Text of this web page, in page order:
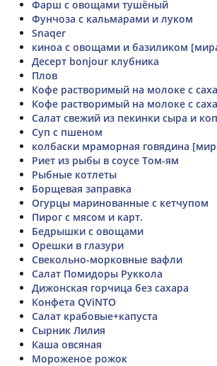
Фарш с овощами тушёный
Фунчоза с кальмарами и луком
Snaqer
киноа с овощами и базиликом
Десерт bonjour клубника
Плов
Кофе растворимый на молоке с
Кофе растворимый на молоке с
Салат свежий из пекинки сыра и
Суп с пшеном
колбаски мраморная говядина
Риет из рыбы в соусе Том-ям
Рыбные котлеты
Борщевая заправка
Огурцы маринованные с кетчупом
Пирог с мясом и карт.
Бедрышки с овощами
Орешки в глазури
Свекольно-морковные вафли
Салат Помидоры Руккола
Дижонская горчица без сахара
Конфета QViNTO
Салат крабовые+капуста
Сырник Лилия
Каша овсяная
Мороженое рожок